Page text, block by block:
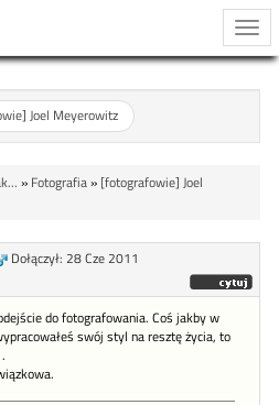
Joel Meyerowitz
» Fotografia» [fotografowie] Joel
Dołączył: 28 Cze 2011
do fotografowania. Coś jakby w
swój styl na resztę życia, to
.